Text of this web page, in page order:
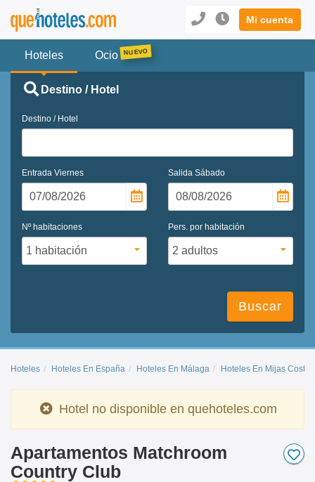
Mi cuenta
Hoteles Ocio
Destino / Hotel
Destino / Hotel
Entrada Viernes Salida Sábado
Nº habitaciones Pers. por habitación
Buscar
Hoteles Hoteles En España Hoteles En Málaga Hoteles En Mijas Costa
Hotel no disponible en quehoteles.com
Apartamentos Matchroom
Country Club